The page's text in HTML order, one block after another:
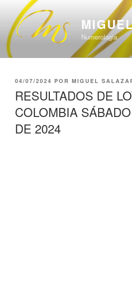
contenido
Numerologia
PUBLICADO
04/07/2024 POR MIGUEL
RESULTADOS DE
COLOMBIA
DE 2024